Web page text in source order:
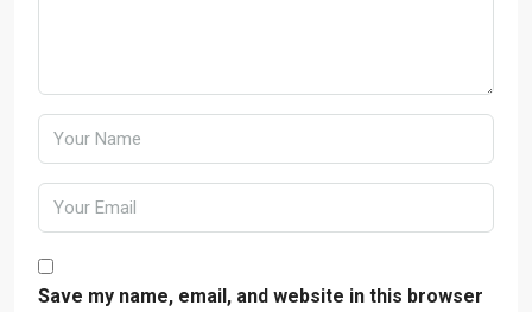
Save my name, email, and website in this browser